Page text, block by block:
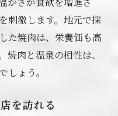
す蒲郡市のグルメ
る特別メニュー
トシーズン
刺激します。地元で採
た焼肉は、栄養価も高
焼肉と温泉の相性は、
しょう。
を訪れる